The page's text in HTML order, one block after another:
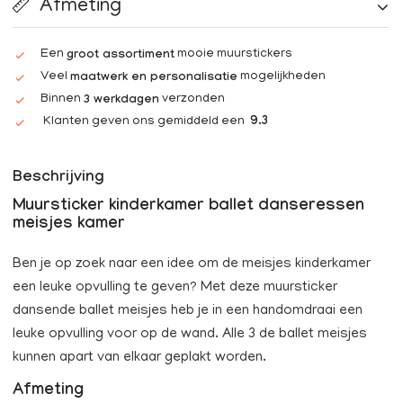
Afmeting
Een groot assortiment mooie muurstickers
Veel maatwerk en personalisatie mogelijkheden
Binnen 3 werkdagen verzonden
Klanten geven ons gemiddeld een 9.3
Beschrijving
Muursticker kinderkamer ballet danseressen
meisjes kamer
Ben je op zoek naar een idee om de meisjes kinderkamer
een leuke opvulling te geven? Met deze muursticker
dansende ballet meisjes heb je in een handomdraai een
leuke opvulling voor op de wand. Alle 3 de ballet meisjes
kunnen apart van elkaar geplakt worden.
Afmeting